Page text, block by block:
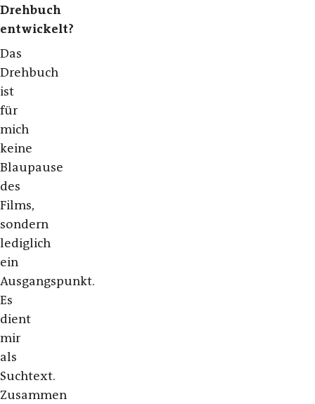
Drehbuch
entwickelt?
Das
Drehbuch
ist
für
mich
keine
Blaupause
des
Films,
sondern
lediglich
ein
Ausgangspunkt.
Es
dient
mir
als
Suchtext.
Zusammen